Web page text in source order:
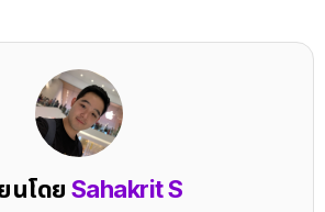
นโดยSahakrit S